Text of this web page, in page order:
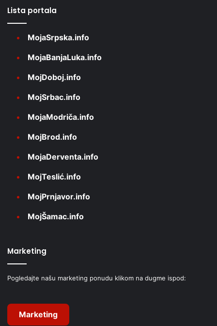
Lista portala
MojaSrpska.info
MojaBanjaLuka.info
MojDoboj.info
MojSrbac.info
MojaModriča.info
MojBrod.info
MojaDerventa.info
MojTeslić.info
MojPrnjavor.info
MojŠamac.info
Marketing
Pogledajte našu marketing ponudu klikom na dugme ispod:
Marketing